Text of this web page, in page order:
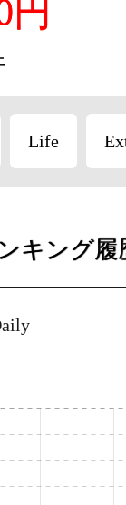
円
Life
キング履